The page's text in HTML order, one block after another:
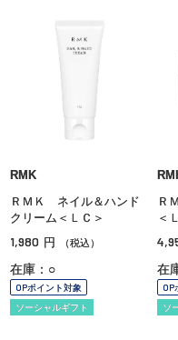
RMK
ＲＭＫ ネイル＆ハンド
クリーム＜ＬＣ＞
1,980 円 （税込）
在庫：○
OPポイント対象
ソーシャルギフト
Ｒ
＜
在
OP
ソ